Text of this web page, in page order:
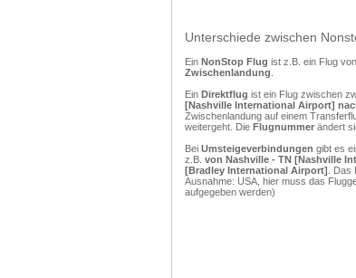
Unterschiede zwischen
Ein NonStop Flug ist z.B. ein Flug
Zwischenlandung
Ein Direktflug ist ein Flug zwischen
[Nashville International Airport]
Zwischenlandung auf einem
weitergeht. Die Flugnummer ändert
Bei Umsteigeverbindungen gibt es
z.B. von Nashville - TN [Nashville
[Bradley International Airport] .
Ausnahme: USA, hier muss das
aufgegeben werden)